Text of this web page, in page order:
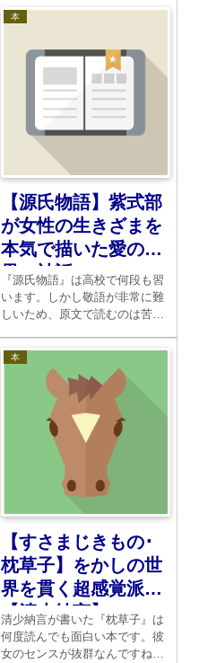
れと同時に彼女の心の中がよく
見えます。
本
【源氏物語】紫式部
が女性の生きざまを
本気で描いた愛の世
界の神話
『源氏物語』は高校で何段も習
います。しかし敬語が非常に難
しいため、原文で読むのは苦し
と現代語訳です。読み始めたら
やめられなくなります。人間の
生きざまをそのまま描き切った
渾身の作品ですね。
本
【すさまじきもの･
枕草子】をかしの世
界を貫く超感覚派
【清少納言】
清少納言が書いた『枕草子』は
何度読んでも面白い本です。彼
女のセンスが抜群なんですね。